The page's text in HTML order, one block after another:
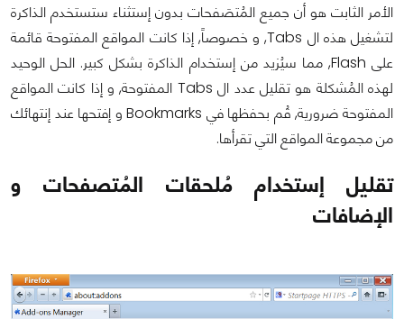
الأمر الثابت هو أن جميع المُتصَفحات بدون إستثناء ستستخدم الذاكرة
لتشغيل هذه ال Tabs, و خصوصاً, إذا كانت المواقع المفتوحة قائمة
على Flash, مما سيُزيد من إستخدام الذاكرة بشكل كبير. الحل الوحيد
لهذه المُشكلة هو تقليل عدد ال Tabs المفتوحة, و إذا كانت المواقع
المفتوحة ضرورية, قُم بحفظها في Bookmarks و إفتحها عند إنتهائك
من مجموعة المواقع التي تقرأها.
تقليل إستخدام مُلحقات المُتصفحات و
الإضافات